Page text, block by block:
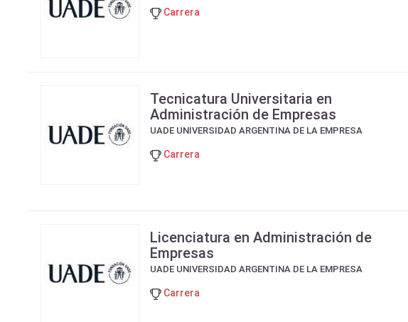
Carrera
Tecnicatura Universitaria en
Administración de Empresas
UADE UNIVERSIDAD ARGENTINA DE LA EMPRESA
Carrera
Licenciatura en Administración de
Empresas
UADE UNIVERSIDAD ARGENTINA DE LA EMPRESA
Carrera